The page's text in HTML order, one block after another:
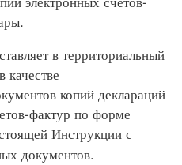
в территориальный
качестве
копий деклараций
фактур по форме
Инструкции с
документов.